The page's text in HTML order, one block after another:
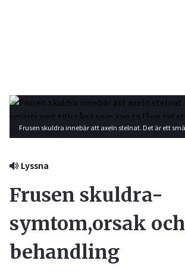
Lyssna
Frusen skuldra-
symtom,orsak och
behandling